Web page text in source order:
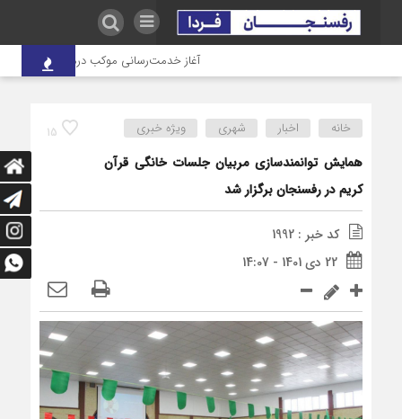
آغاز خدمت‌رسانی موکب درمانی شهدای صنعت
15 خانه اخبار شهری ویژه خبری
همایش توانمندسازی مربیان جلسات خانگی قرآن
کریم در رفسنجان برگزار شد
کد خبر : 1992
22 دی 1401 - 14:07